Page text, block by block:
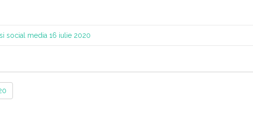
social media 16 iulie 2020